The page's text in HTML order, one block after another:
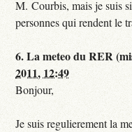
M. Courbis, mais je suis
personnes qui rendent le
6.La meteo du RER
2011, 12:49
Bonjour,
Je suis regulierement la